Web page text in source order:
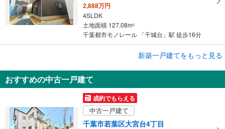
2,888万円
4SLDK
土地面積 127.08m2
千葉都市モノレール 「千城台」駅 徒歩16分
千葉市若葉区千城台北3丁目
3,190万円
3SLDK
土地面積 101.99m
千葉都市モノレール 「千城台」駅 徒歩9分
新築一戸建てをもっと見る
おすすめの中古一戸建て
成約でもらえる
中古一戸建て
千葉市若葉区大宮台4丁目